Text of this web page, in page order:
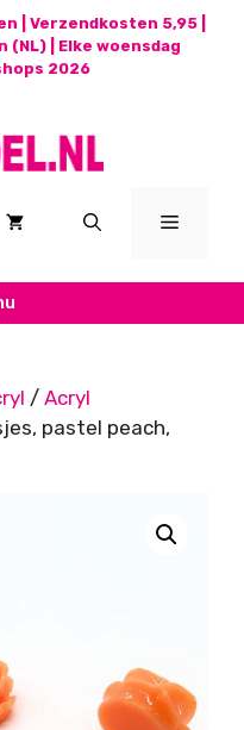
| Verzendkosten 5,95 |
| Elke woensdag
2026
Menu
/ Acryl
pastel peach,